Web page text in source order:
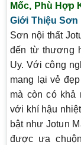
Mốc, Phù Hợp
Giới Thiệu Sơn
Sơn nội thất
đến từ thương
Uy. Với công
mang lại vẻ
mà còn có khả
với khí hậu
bật như Jotun
được ưa